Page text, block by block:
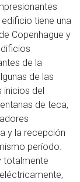
tiene una
Copenhague y
de la
de las
inicios del
de teca,
y la recepción
período.
totalmente